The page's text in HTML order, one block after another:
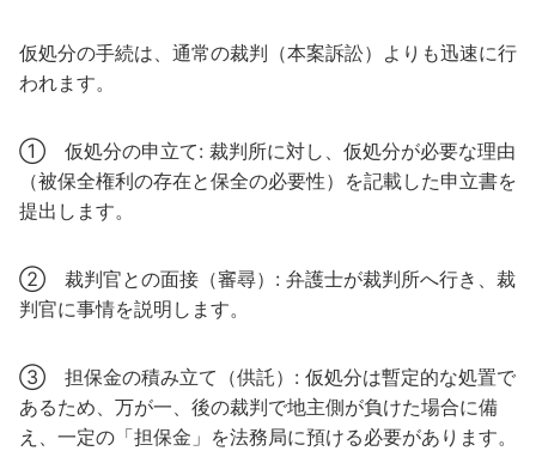
仮処分の手続は、通常の裁判（本案訴訟）よりも迅速に行
われます。
① 仮処分の申立て: 裁判所に対し、仮処分が必要な理由
（被保全権利の存在と保全の必要性）を記載した申立書を
提出します。
② 裁判官との面接（審尋）: 弁護士が裁判所へ行き、裁
判官に事情を説明します。
③ 担保金の積み立て（供託）: 仮処分は暫定的な処置で
あるため、万が一、後の裁判で地主側が負けた場合に備
え、一定の「担保金」を法務局に預ける必要があります。